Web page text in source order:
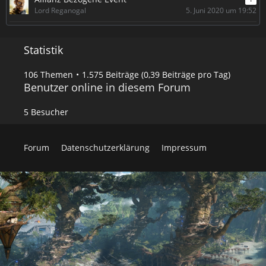
e
r
g
Lord Reganogal
5. Juni 2020 um 19:52
Statistik
106 Themen 1.575 Beiträge (0,39 Beiträge pro Tag)
Benutzer online in diesem Forum
5 Besucher
Forum Datenschutzerklärung Impressum